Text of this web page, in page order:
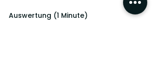
Auswertung (1 Minute)